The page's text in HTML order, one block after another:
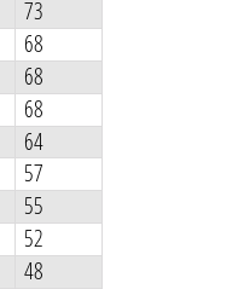
73
68
68
68
64
57
55
52
48